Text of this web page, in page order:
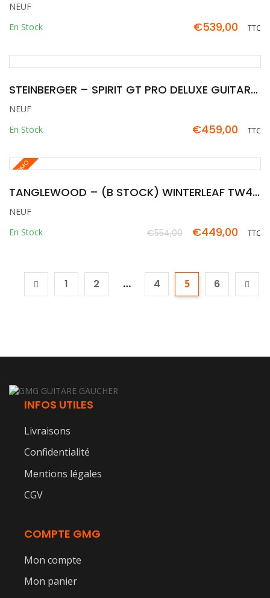
NEUF
En Stock
€539,00 TTC
STEINBERGER – SPIRIT GT PRO DELUXE GUITARE VOYAGE GAUCHER
NEUF
En Stock
€459,00 TTC
PROMO
TANGLEWOOD – (B STOCK) WINTERLEAF TW4 CE AVB LH
NEUF
En Stock
€554,00
initial
était :
€449,00
actuel
est :
TTC
1 2 … 4 5 6
INFOS UTILES
Livraisons
Confidentialité
Mentions légales
CGV
COMPTE GMG
Mon compte
Mon panier